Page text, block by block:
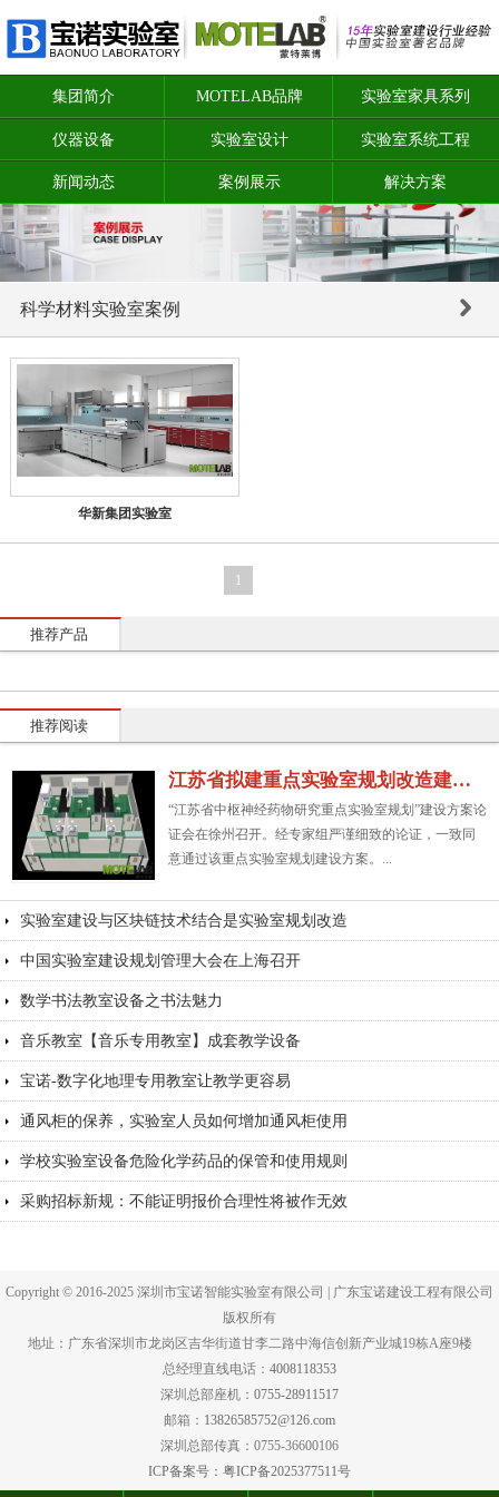
集团简介 MOTELAB品牌 实验室家具系列
仪器设备 实验室设计 实验室系统工程
新闻动态 案例展示 解决方案
科学材料实验室案例
华新集团实验室
1
推荐产品
推荐阅读
江苏省拟建重点实验室规划改造建设方案
“江苏省中枢神经药物研究重点实验室规划”建设方案论
证会在徐州召开。经专家组严谨细致的论证，一致同
意通过该重点实验室规划建设方案。...
实验室建设与区块链技术结合是实验室规划改造
中国实验室建设规划管理大会在上海召开
数学书法教室设备之书法魅力
音乐教室【音乐专用教室】成套教学设备
宝诺-数字化地理专用教室让教学更容易
通风柜的保养，实验室人员如何增加通风柜使用
学校实验室设备危险化学药品的保管和使用规则
采购招标新规：不能证明报价合理性将被作无效
Copyright © 2016-2025 深圳市宝诺智能实验室有限公司 | 广东宝诺建设工程有限公司
版权所有
地址：广东省深圳市龙岗区吉华街道甘李二路中海信创新产业城19栋A座9楼
总经理直线电话： 4008118353
深圳总部座机： 0755-28911517
邮箱： 13826585752@126.com
深圳总部传真：0755-36600106
ICP备案号：粤ICP备2025377511号